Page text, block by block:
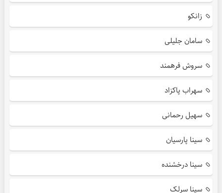
زانکو
سامان جلیلی
سروش فرهمند
سهراب پاکزاد
سهیل رحمانی
سینا پارسیان
سینا درخشنده
سینا سرلک